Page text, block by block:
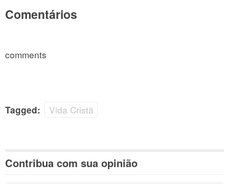
Comentários
comments
Tagged: Vida Cristã
Contribua com sua opinião